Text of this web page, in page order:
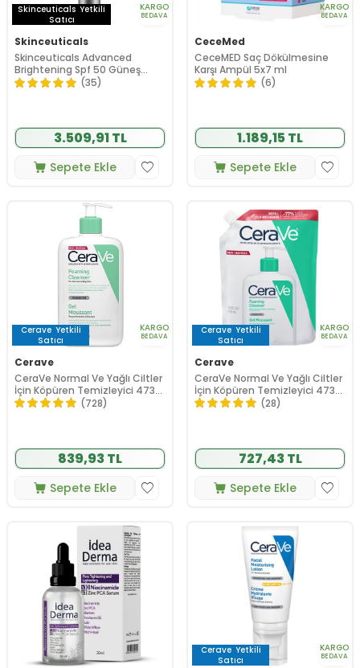
Skinceuticals Yetkili
Satıcı
KARGO
BEDAVA
Skinceuticals
Skinceuticals Advanced
Brightening Spf 50 Güneş
Koruyucu 40 ml(35)
3.509,91 TL
Sepete Ekle
KARGO
BEDAVA
CeceMed
CeceMED Saç Dökülmesine
Karşı Ampül 5x7 ml
(6)
1.189,15 TL
Sepete Ekle
Cerave Yetkili
Satıcı
KARGO
BEDAVA
Cerave
CeraVe Normal Ve Yağlı Ciltler
İçin Köpüren Temizleyici 473
ml
(728)
839,93 TL
Sepete Ekle
Cerave Yetkili
Satıcı
KARGO
BEDAVA
Cerave
CeraVe Normal Ve Yağlı Ciltler
İçin Köpüren Temizleyici 473
ml - Refill
(28)
727,43 TL
Sepete Ekle
Cerave Yetkili
Satıcı
KARGO
BEDAVA